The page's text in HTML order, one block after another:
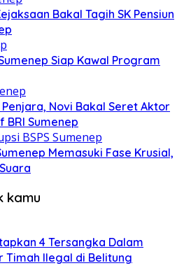
Bakal Tagih SK Pensiun
Siap Kawal Program
Penjara, Novi Bakal Seret Aktor
BRI Sumenep
Memasuki Fase Krusial,
kamu
4 Tersangka Dalam
Timah Ilegal di Belitung